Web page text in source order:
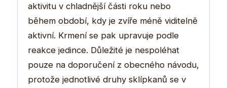
aktivitu v chladnější části roku nebo
během období, kdy je zvíře méně viditelně
aktivní. Krmení se pak upravuje podle
reakce jedince. Důležité je nespoléhat
pouze na doporučení z obecného návodu,
protože jednotlivé druhy sklípkanů se v